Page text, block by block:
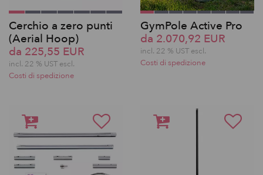
Cerchio a zero punti
(Aerial Hoop)
da 225,55 EUR
incl. 22 % UST escl.
Costi di spedizione
GymPole Active Pro
da 2.070,92 EUR
incl. 22 % UST escl.
Costi di spedizione